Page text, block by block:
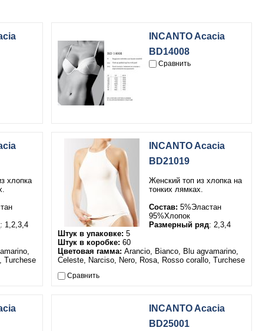
INCANTO Acacia
BD14008
Сравнить
хлопка
: 1,2,3,4
Turchese
INCANTO Acacia
BD21019
Женский топ из хлопка на
тонких лямках.
Состав: 5%Эластан
95%Хлопок
Размерный ряд: 2,3,4
Штук в упаковке: 5
Штук в коробке: 60
Цветовая гамма: Arancio, Bianco, Blu agvamarino,
Celeste, Narciso, Nero, Rosa, Rosso corallo, Turchese
Сравнить
INCANTO Acacia
BD25001